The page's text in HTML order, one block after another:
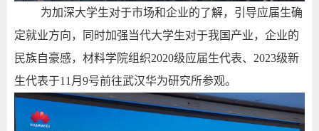
为加深大学生对于市场和企业的了解，引导应届生确
定就业方向，同时加强当代大学生对于我国产业，企业的
民族自豪感，材料学院组织2020级应届生代表、 2023级新
生代表于11 月 9号前往武汉华为研究所参观。